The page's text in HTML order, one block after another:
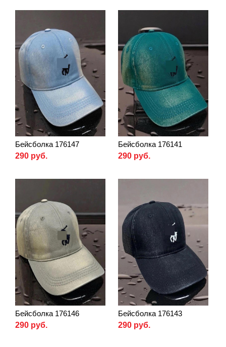
Бейсболка 176147
290 руб.
Бейсболка 176141
290 руб.
Бейсболка 176146
290 руб.
Бейсболка 176143
290 руб.